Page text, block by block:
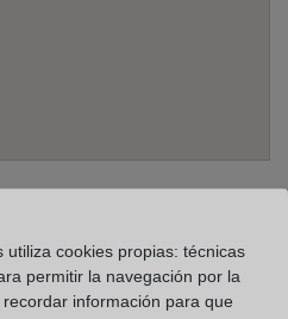
utiliza cookies propias: técnicas
permitir la navegación por la
información para que